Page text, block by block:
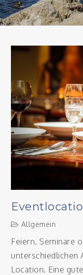
Allgemein
Feiern, Seminare
unterschiedlichen
Location. Eine